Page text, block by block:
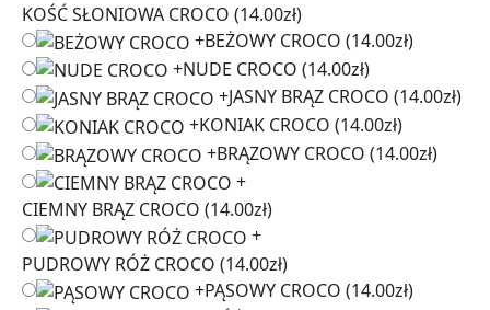
KOŚĆ SŁONIOWA CROCO (14.00zł)
+BEŻOWY CROCO (14.00zł)
+NUDE CROCO (14.00zł)
+JASNY BRĄZ CROCO (14.00zł)
+KONIAK CROCO (14.00zł)
+BRĄZOWY CROCO (14.00zł)
+
CIEMNY BRĄZ CROCO (14.00zł)
+
PUDROWY RÓŻ CROCO (14.00zł)
+PĄSOWY CROCO (14.00zł)